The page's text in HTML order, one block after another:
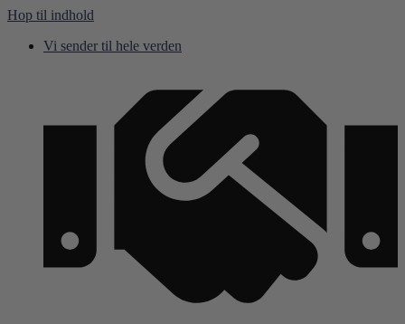
Hop til indhold
Vi sender til hele verden